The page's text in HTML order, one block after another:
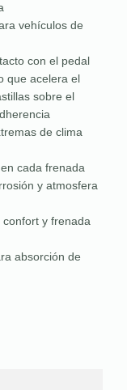
vehículos de
con el pedal
que acelera el
sobre el
de clima
cada frenada
y atmosfera
y frenada
absorción de